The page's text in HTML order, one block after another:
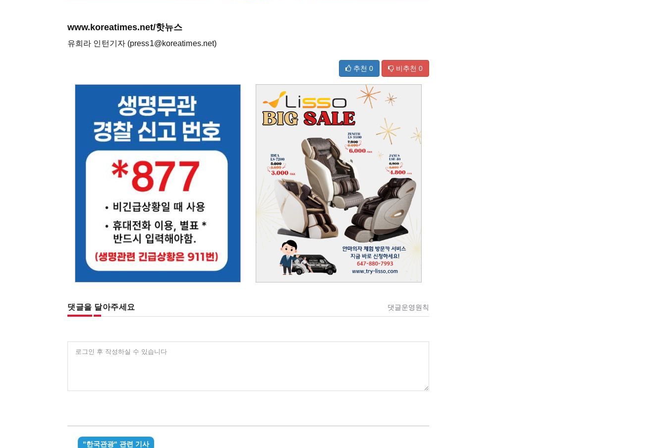
www.koreatimes.net/핫뉴스
유희라 인턴기자 (press1@koreatimes.net)
추천 0 비추천 0
댓글을 달아주세요 댓글운영원칙
로그인 후 작성하실 수 있습니다
"한국관광" 관련 기사